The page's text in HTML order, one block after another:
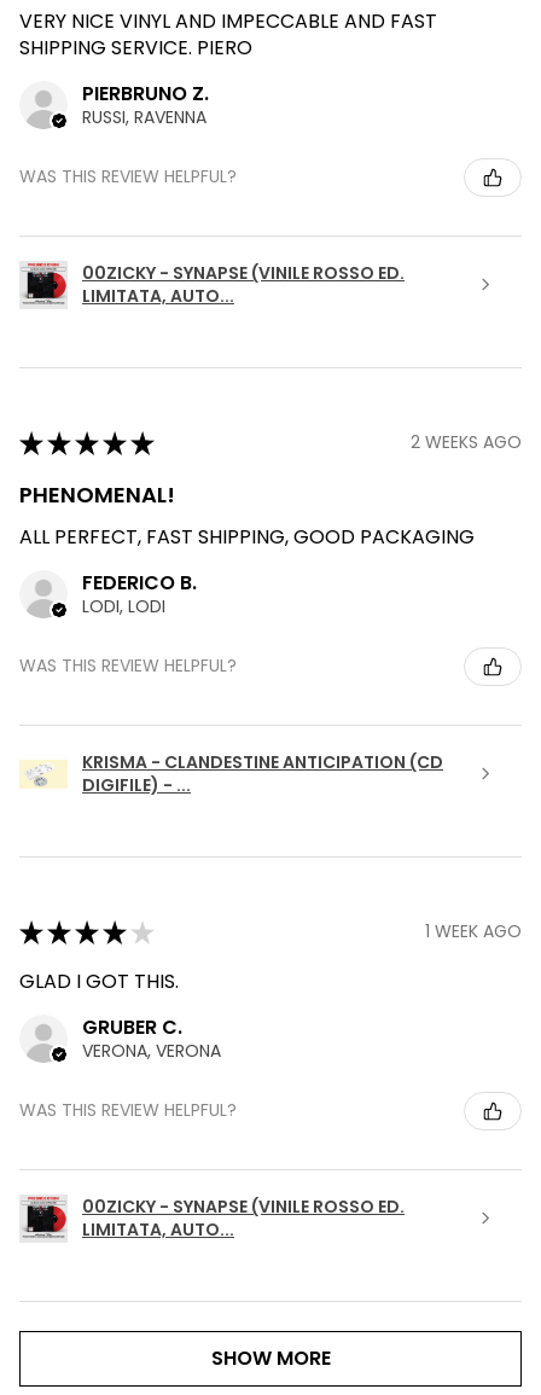
VERY NICE VINYL AND IMPECCABLE AND FAST
SHIPPING SERVICE. PIERO
PIERBRUNO Z.
RUSSI, RAVENNA
WAS THIS REVIEW HELPFUL?
00ZICKY - SYNAPSE (VINILE ROSSO ED.
LIMITATA, AUTO...
★★★★★ 2 WEEKS AGO
PHENOMENAL!
ALL PERFECT, FAST SHIPPING, GOOD PACKAGING
FEDERICO B.
LODI, LODI
WAS THIS REVIEW HELPFUL?
KRISMA - CLANDESTINE ANTICIPATION (CD
DIGIFILE) - ...
★★★★ ★ 1 WEEK AGO
GLAD I GOT THIS.
GRUBER C.
VERONA, VERONA
WAS THIS REVIEW HELPFUL?
00ZICKY - SYNAPSE (VINILE ROSSO ED.
LIMITATA, AUTO...
SHOW MORE